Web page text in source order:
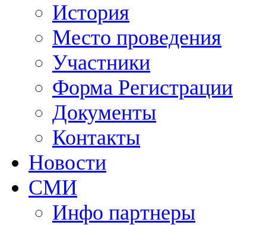
История
Место проведения
Участники
Форма Регистрации
Документы
Контакты
Новости
СМИ
Инфо партнеры